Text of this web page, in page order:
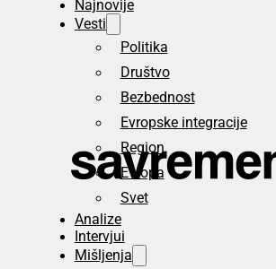
Najnovije
Vesti
Politika
Društvo
Bezbednost
Evropske integracije
Region
Evropa
Svet
Analize
Intervjui
Mišljenja